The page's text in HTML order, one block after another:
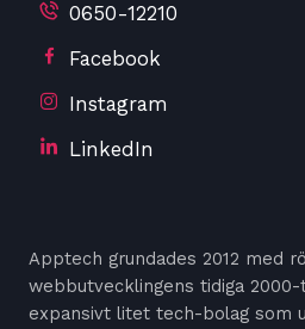
0650-12210
Facebook
Instagram
LinkedIn
Apptech grundades 2012 med
webbutvecklingens tidiga
expansivt litet tech-bolag som